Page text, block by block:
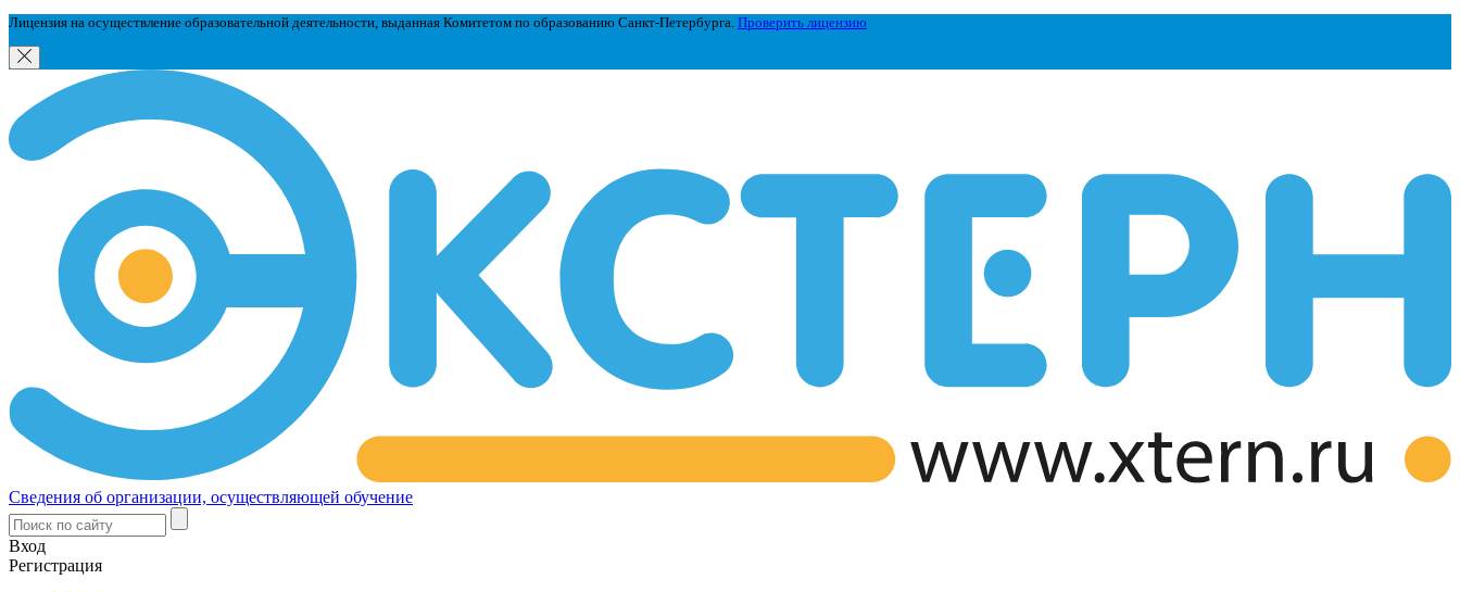
Лицензия на осуществление образовательной деятельности, выданная Комитетом по образованию Санкт-Петербурга. Проверить лицензию
Сведения об организации, осуществляющей обучение
Вход
Регистрация